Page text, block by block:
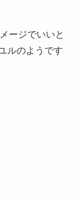
ージでいいと
ルのようです